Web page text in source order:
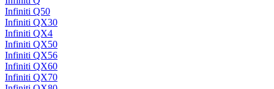
Infiniti Q50
Infiniti QX30
Infiniti QX4
Infiniti QX50
Infiniti QX56
Infiniti QX60
Infiniti QX70